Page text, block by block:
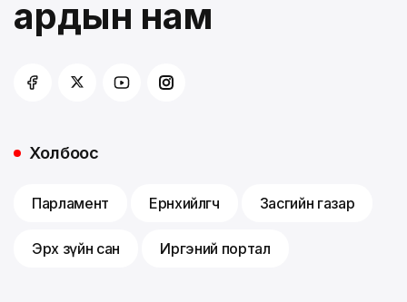
ардын нам
Холбоос
Парламент Ерөнхийлөгч Засгийн газар
Эрх зүйн сан Иргэний портал